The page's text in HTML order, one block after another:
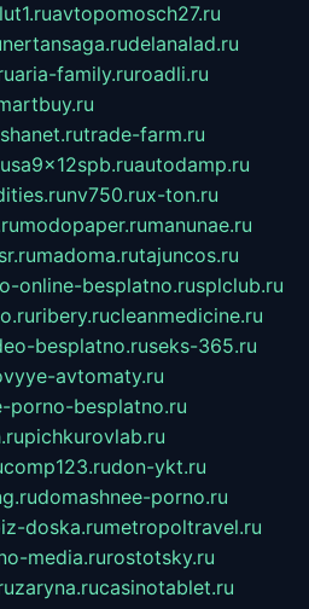
avtopomosch27.ru
nertansaga.rudelanalad.ru
aria-family.ruroadli.ru
trade-farm.ru
autodamp.ru
nv750.rux-ton.ru
modopaper.rumanunae.ru
madoma.rutajuncos.ru
online-besplatno.rusplclub.ru
ribery.rucleanmedicine.ru
besplatno.ruseks-365.ru
avtomaty.ru
porno-besplatno.ru
pichkurovlab.ru
comp123.rudon-ykt.ru
domashnee-porno.ru
doska.rumetropoltravel.ru
media.rurostotsky.ru
zaryna.rucasinotablet.ru